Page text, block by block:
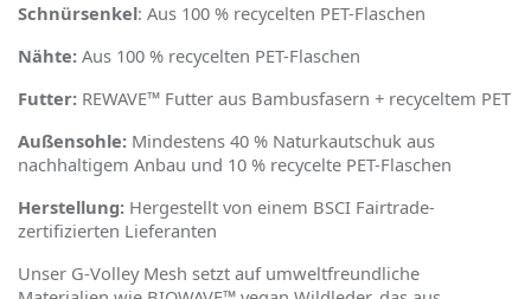
Schnürsenkel: Aus 100 % recycelten PET-Flaschen
Nähte: Aus 100 % recycelten PET-Flaschen
Futter: REWAVE™ Futter aus Bambusfasern + recyceltem PET
Außensohle: Mindestens 40 % Naturkautschuk aus
nachhaltigem Anbau und 10 % recycelte PET-Flaschen
Herstellung: Hergestellt von einem BSCI Fairtrade-
zertifizierten Lieferanten
Unser G-Volley Mesh setzt auf umweltfreundliche